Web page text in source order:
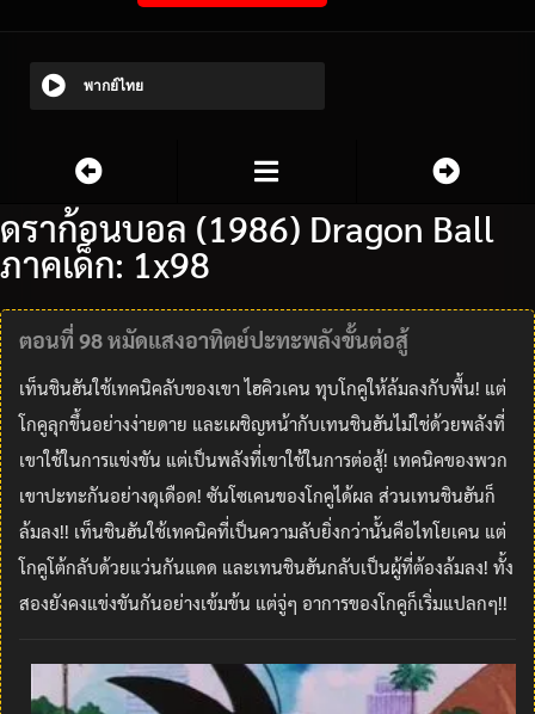
พากย์ไทย
ดราก้อนบอล (1986) Dragon Ball
ภาคเด็ก: 1x98
ตอนที่ 98 หมัดแสงอาทิตย์ปะทะพลังขั้นต่อสู้
เท็นชินฮันใช้เทคนิคลับของเขา ไฮคิวเคน ทุบโกคูให้ล้มลงกับพื้น! แต่
โกคูลุกขึ้นอย่างง่ายดาย และเผชิญหน้ากับเทนชินฮันไม่ใช่ด้วยพลังที่
เขาใช้ในการแข่งขัน แต่เป็นพลังที่เขาใช้ในการต่อสู้! เทคนิคของพวก
เขาปะทะกันอย่างดุเดือด! ซันโซเคนของโกคูได้ผล ส่วนเทนชินฮันก็
ล้มลง!! เท็นชินฮันใช้เทคนิคที่เป็นความลับยิ่งกว่านั้นคือไทโยเคน แต่
โกคูโต้กลับด้วยแว่นกันแดด และเทนชินฮันกลับเป็นผู้ที่ต้องล้มลง! ทั้ง
สองยังคงแข่งขันกันอย่างเข้มข้น แต่จู่ๆ อาการของโกคูก็เริ่มแปลกๆ!!